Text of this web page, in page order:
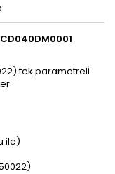
tek parametreli
ile)